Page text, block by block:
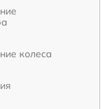
колеса